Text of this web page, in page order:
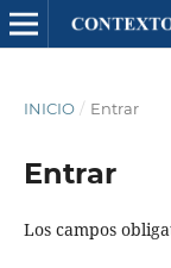
INICIO / Entrar
Entrar
Los campos